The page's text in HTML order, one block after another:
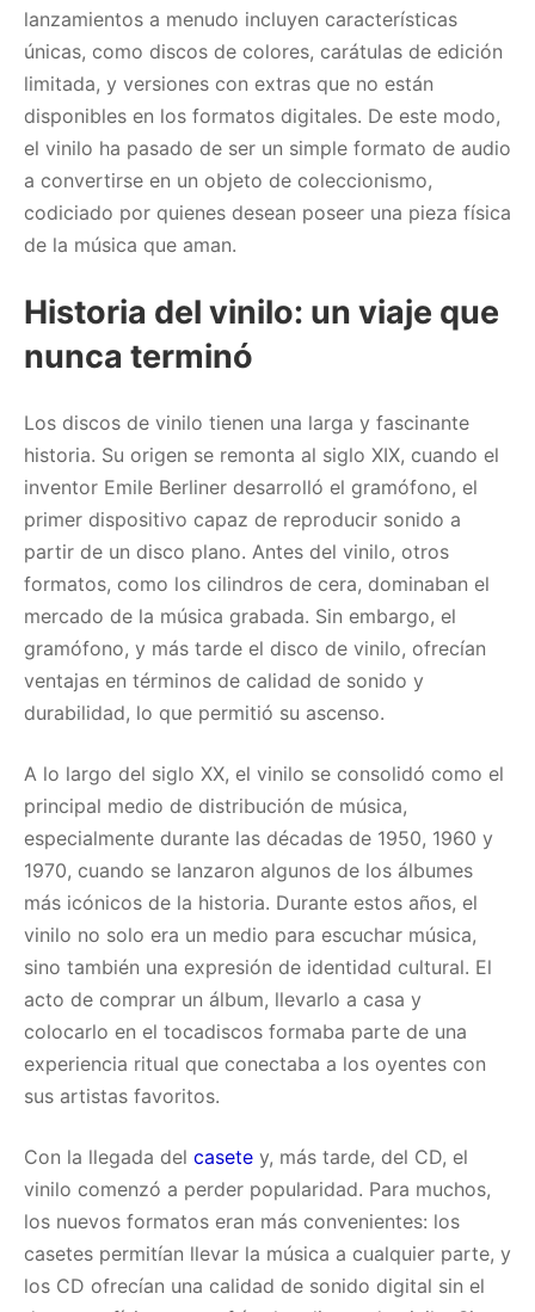
lanzamientos a menudo incluyen características
únicas, como discos de colores, carátulas de edición
limitada, y versiones con extras que no están
disponibles en los formatos digitales. De este modo,
el vinilo ha pasado de ser un simple formato de audio
a convertirse en un objeto de coleccionismo,
codiciado por quienes desean poseer una pieza física
de la música que aman.
Historia del vinilo: un viaje que
nunca terminó
Los discos de vinilo tienen una larga y fascinante
historia. Su origen se remonta al siglo XIX, cuando el
inventor Emile Berliner desarrolló el gramófono, el
primer dispositivo capaz de reproducir sonido a
partir de un disco plano. Antes del vinilo, otros
formatos, como los cilindros de cera, dominaban el
mercado de la música grabada. Sin embargo, el
gramófono, y más tarde el disco de vinilo, ofrecían
ventajas en términos de calidad de sonido y
durabilidad, lo que permitió su ascenso.
A lo largo del siglo XX, el vinilo se consolidó como el
principal medio de distribución de música,
especialmente durante las décadas de 1950, 1960 y
1970, cuando se lanzaron algunos de los álbumes
más icónicos de la historia. Durante estos años, el
vinilo no solo era un medio para escuchar música,
sino también una expresión de identidad cultural. El
acto de comprar un álbum, llevarlo a casa y
colocarlo en el tocadiscos formaba parte de una
experiencia ritual que conectaba a los oyentes con
sus artistas favoritos.
Con la llegada del casete y, más tarde, del CD, el
vinilo comenzó a perder popularidad. Para muchos,
los nuevos formatos eran más convenientes: los
casetes permitían llevar la música a cualquier parte, y
los CD ofrecían una calidad de sonido digital sin el